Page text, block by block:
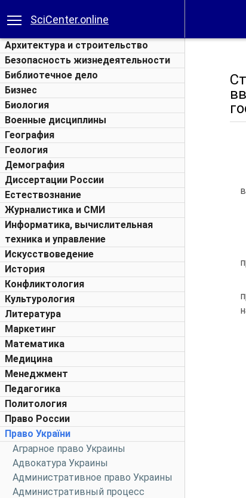
SciCenter.online
Архитектура и строительство
Безопасность жизнедеятельности
Библиотечное дело
Бизнес
Биология
Военные дисциплины
География
Геология
Демография
Диссертации России
Естествознание
Журналистика и СМИ
Информатика, вычислительная
техника и управление
Искусствоведение
История
Конфликтология
Культурология
Литература
Маркетинг
Математика
Медицина
Менеджмент
Педагогика
Политология
Право России
Право України
Аграрное право Украины
Адвокатура Украины
Административное право Украины
Административный процесс